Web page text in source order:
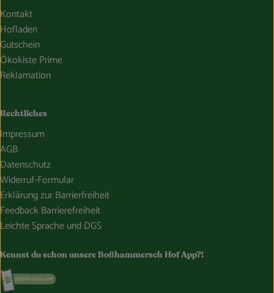
Kontakt
Hofladen
Gutschein
Ökokiste Prime
Reklamation
Rechtliches
Impressum
AGB
Datenschutz
Widerruf-Formular
Erklärung zur Barrierfreiheit
Feedback Barrierefreiheit
Leichte Sprache und DGS
Kennst du schon unsere Boßhammersch Hof App?!
Externer Link zu https://www.bosshammersch-